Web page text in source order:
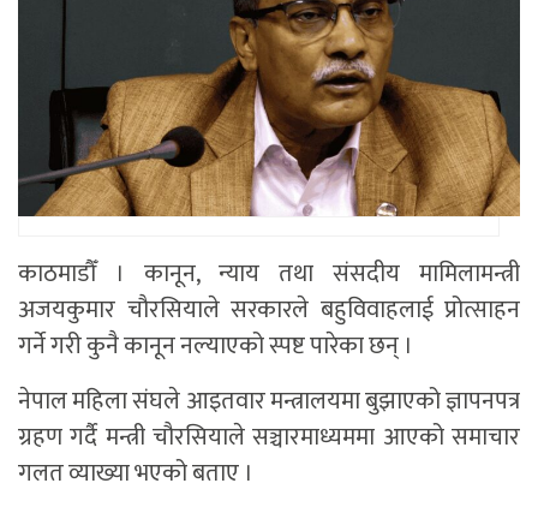
काठमाडौँ । कानून, न्याय तथा संसदीय मामिलामन्त्री
अजयकुमार चौरसियाले सरकारले बहुविवाहलाई प्रोत्साहन
गर्ने गरी कुनै कानून नल्याएको स्पष्ट पारेका छन् ।
नेपाल महिला संघले आइतवार मन्त्रालयमा बुझाएको ज्ञापनपत्र
ग्रहण गर्दै मन्त्री चौरसियाले सञ्चारमाध्यममा आएको समाचार
गलत व्याख्या भएको बताए ।